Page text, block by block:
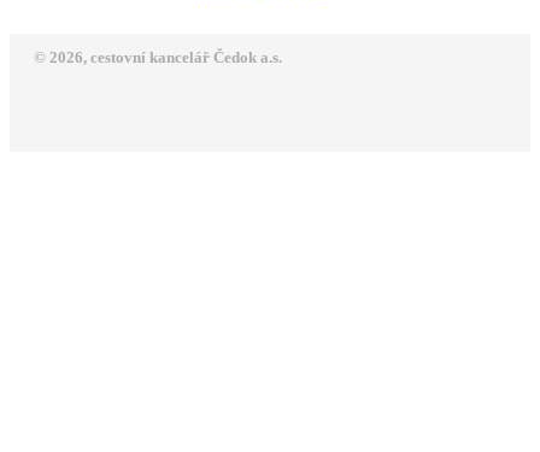
© 2026, cestovní kancelář Čedok a.s.